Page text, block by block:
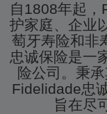
自1808年起
护家庭、企业
萄牙寿险和非
忠诚保险是一
险公司。秉
Fidelidade忠
旨在尽